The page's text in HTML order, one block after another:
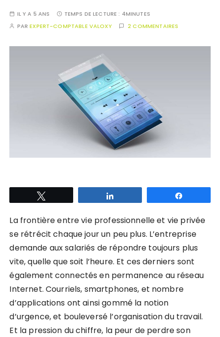
IL Y A 5 ANS TEMPS DE LECTURE : 4MINUTES
PAREXPERT-COMPTABLE VALOXY 2 COMMENTAIRES
La frontière entre vie professionnelle et vie privée
se rétrécit chaque jour un peu plus. L’entreprise
demande aux salariés de répondre toujours plus
vite, quelle que soit l’heure. Et ces derniers sont
également connectés en permanence au réseau
Internet. Courriels, smartphones, et nombre
d’applications ont ainsi gommé la notion
d’urgence, et bouleversé l’organisation du travail.
Et la pression du chiffre, la peur de perdre son